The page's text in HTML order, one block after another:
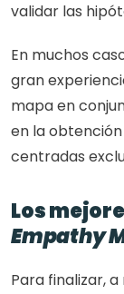
validar las
En muchos
gran
mapa en
en la
centradas
Empathy
Para finalizar,